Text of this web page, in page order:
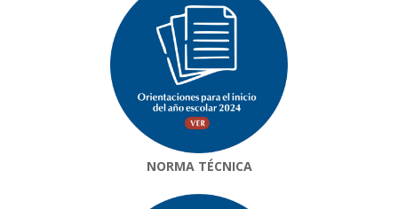
NORMA TÉCNICA